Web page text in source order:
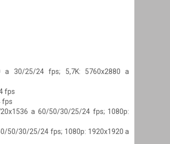
a 30/25/24 fps; 5,7K: 5760x2880 a
fps
fps
a 60/50/30/25/24 fps; 1080p:
50/30/25/24 fps; 1080p: 1920x1920 a